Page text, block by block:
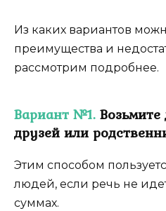
Из каких вариантов
преимущества и
рассмотрим подробнее.
Вариант №1. Возьмите
друзей или
Этим способом
людей, если речь не
суммах.